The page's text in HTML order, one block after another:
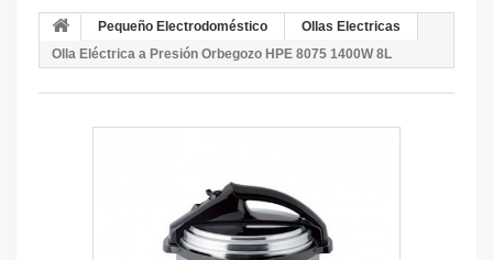
Pequeño Electrodoméstico
Ollas Electricas
Olla Eléctrica a Presión Orbegozo HPE 8075 1400W 8L